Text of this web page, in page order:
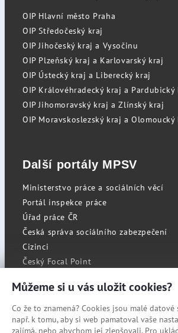
OIP Hlavní město Praha
OIP Středočeský kraj
OIP Jihočeský kraj a Vysočinu
OIP Plzeňský kraj a Karlovarský kraj
OIP Ústecký kraj a Liberecký kraj
OIP Královéhradecký kraj a Pardubický
OIP Jihomoravský kraj a Zlínský kraj
OIP Moravskoslezský kraj a Olomoucký
Další portály MPSV
Ministerstvo práce a sociálních věcí
Portál inspekce práce
Úřad práce ČR
Česká správa sociálního zabezpečení
Cizinci
Český Focal Point
RSS
Cookies
Můžeme si u vás uložit cookies?
Co že to znamená? Cookies jsou malé
např. k tomu, aby si web pamatoval vaše
zajímá, nebo abychom jej zlepšovali. Pro